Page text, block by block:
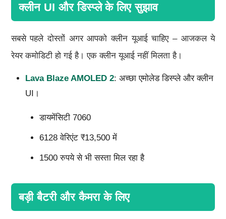
क्लीन UI और डिस्प्ले के लिए सुझाव
सबसे पहले दोस्तों अगर आपको क्लीन यूआई चाहिए – आजकल ये
रेयर कमोडिटी हो गई है। एक क्लीन यूआई नहीं मिलता है।
Lava Blaze AMOLED 2: अच्छा एमोलेड डिस्प्ले और क्लीन
UI।
डायमेंसिटी 7060
6128 वेरिएंट ₹13,500 में
1500 रुपये से भी सस्ता मिल रहा है
बड़ी बैटरी और कैमरा के लिए